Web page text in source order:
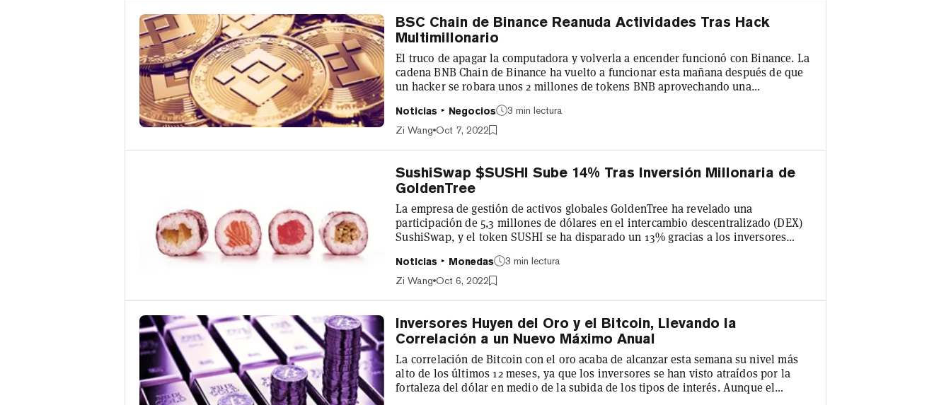
BSC Chain de Binance Reanuda Actividades Tras Hack
Multimillonario
El truco de apagar la computadora y volverla a encender funcionó con Binance. La
cadena BNB Chain de Binance ha vuelto a funcionar esta mañana después de que
un hacker se robara unos 2 millones de tokens BNB aprovechando una
desde hace más de 20 minutos. Los validadores están confirmando su estado, y la
infraestructura de la comunidad también se está actualizando", tuiteó la cuenta
Noticias Negocios
3 min lectura
Zi Wang Oct 7, 2022
SushiSwap $SUSHI Sube 14% Tras Inversión Millonaria de
GoldenTree
La empresa de gestión de activos globales GoldenTree ha revelado una
participación de 5,3 millones de dólares en el intercambio descentralizado (DEX)
SushiSwap, y el token SUSHI se ha disparado un 13% gracias a los inversores
gestión y dijo que había estado "siguiendo SushiSwap durante un tiempo". Los
gestores de activos lanzaron recientemente su división GoldenChain Asset
Noticias Monedas
3 min lectura
Zi Wang Oct 6, 2022
Inversores Huyen del Oro y el Bitcoin, Llevando la
Correlación a un Nuevo Máximo Anual
La correlación de Bitcoin con el oro acaba de alcanzar esta semana su nivel más
alto de los últimos 12 meses, ya que los inversores se han visto atraídos por la
fortaleza del dólar en medio de la subida de los tipos de interés. Aunque el